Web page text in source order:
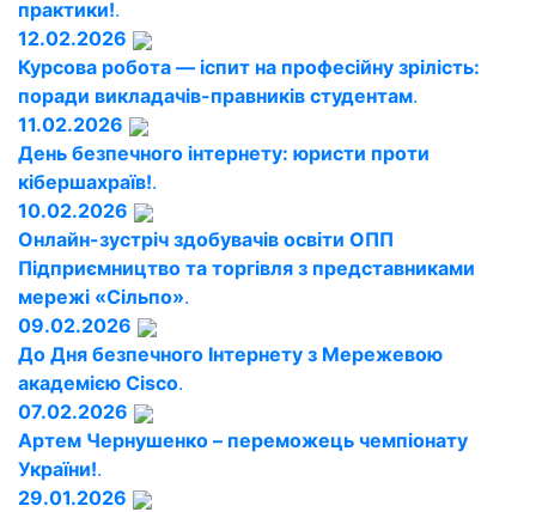
практики!.
12.02.2026
Курсова робота — іспит на професійну зрілість:
поради викладачів-правників студентам.
11.02.2026
День безпечного інтернету: юристи проти
кібершахраїв!.
10.02.2026
Онлайн-зустріч здобувачів освіти ОПП
Підприємництво та торгівля з представниками
мережі «Сільпо».
09.02.2026
До Дня безпечного Інтернету з Мережевою
академією Cisco.
07.02.2026
Артем Чернушенко – переможець чемпіонату
України!.
29.01.2026